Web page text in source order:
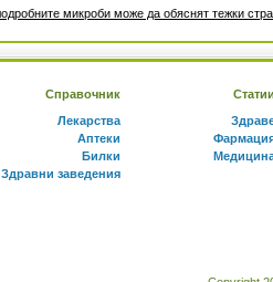
микроби може да обяснят тежки
Справочник
Лекарства
Аптеки
Билки
Здравни заведения
Статии